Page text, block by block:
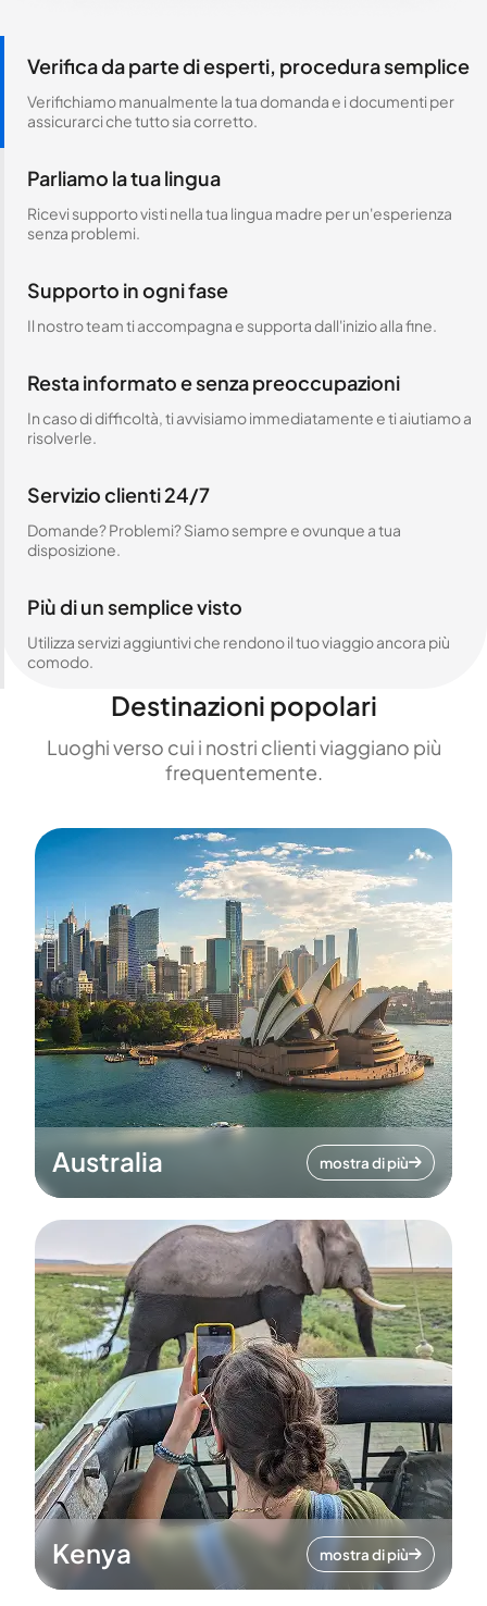
Verifica da parte di esperti, procedura semplice
Verifichiamo manualmente la tua domanda e i documenti per
assicurarci che tutto sia corretto.
Parliamo la tua lingua
Ricevi supporto visti nella tua lingua madre per un'esperienza
senza problemi.
Supporto in ogni fase
Il nostro team ti accompagna e supporta dall'inizio alla fine.
Resta informato e senza preoccupazioni
In caso di difficoltà, ti avvisiamo immediatamente e ti aiutiamo a
risolverle.
Servizio clienti 24/7
Domande? Problemi? Siamo sempre e ovunque a tua
disposizione.
Più di un semplice visto
Utilizza servizi aggiuntivi che rendono il tuo viaggio ancora più
comodo.
Destinazioni popolari
Luoghi verso cui i nostri clienti viaggiano più
frequentemente.
Australia mostra di più
Kenya mostra di più